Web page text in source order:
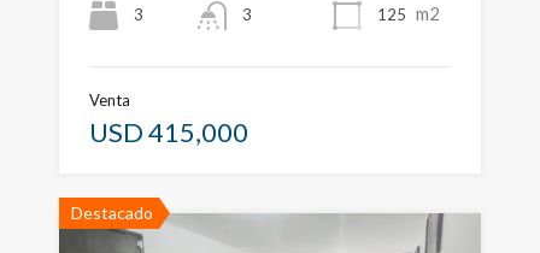
3
3
125 m2
Venta
USD 415,000
Destacado